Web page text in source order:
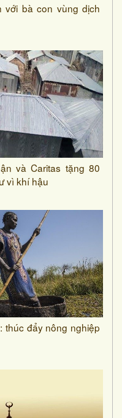
với bà con vùng dịch
và Caritas tặng 80
vì khí hậu
thúc đẩy nông nghiệp